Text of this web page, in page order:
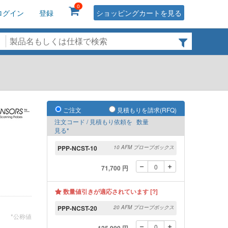
グイン 登録
0
ショッピングカートを見る
ご注文
見積もりを請求(RFQ)
注文コード / 見積もり依頼を
見る*
数量
PPP-NCST-10 10 AFM プローブボックス
71,700 円
数量値引きが適応されています [?]
PPP-NCST-20
20 AFM プローブボックス
*公称値